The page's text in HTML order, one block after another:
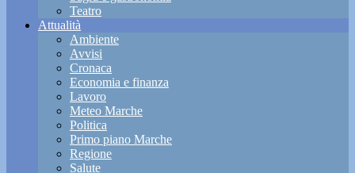
Teatro
Attualità
Ambiente
Avvisi
Cronaca
Economia e finanza
Lavoro
Meteo Marche
Politica
Primo piano Marche
Regione
Salute